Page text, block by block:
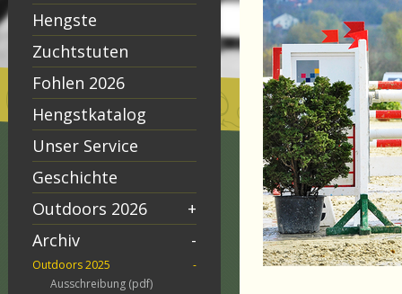
Hengste
Zuchtstuten
Fohlen 2026
Hengstkatalog
Unser Service
Geschichte
Outdoors 2026
+
Archiv
-
Outdoors 2025
-
Ausschreibung (pdf)